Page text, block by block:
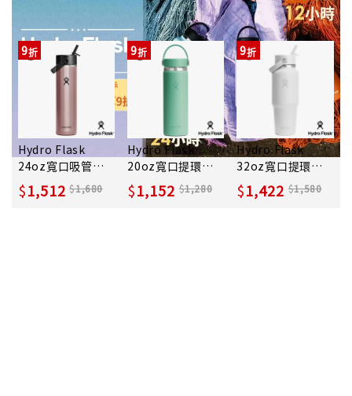
長效保溫 多種款式容量
Hydro Flask
24oz寬口吸管輕
量真空保溫瓶/ 珊
瑚橘
9
1,512 1,680
Hydro Flask
20oz寬口提環保
溫瓶/ 蒂芬尼藍
9
1,152 1,280
Hydro Flask
32oz寬口提環吸
管隨行杯保溫瓶/
經典白
9
1,422 1,580